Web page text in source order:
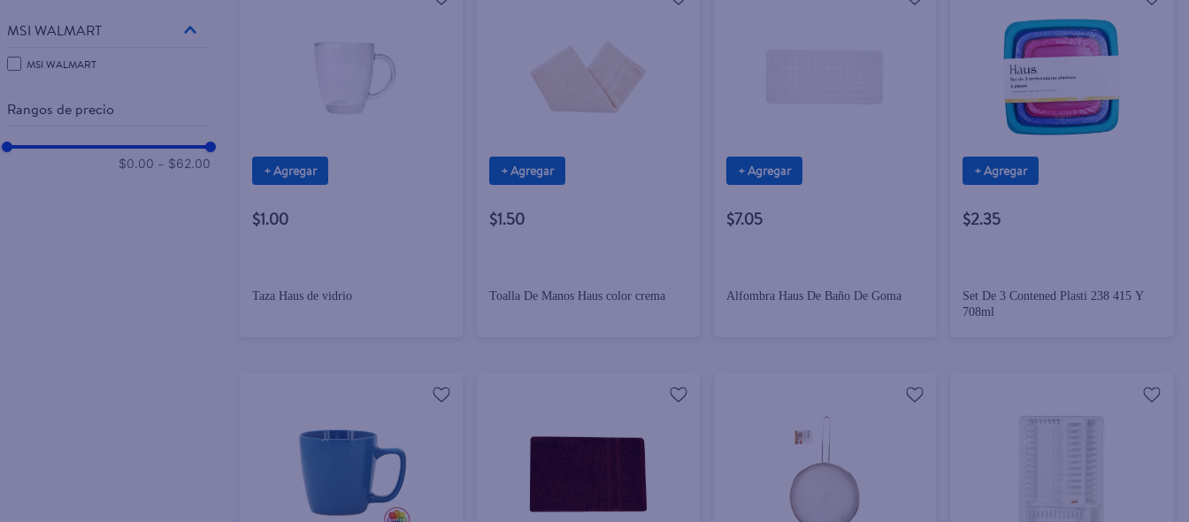
MSI WALMART
MSI WALMART
Rangos de precio
$0.00 – $62.00 + Agregar
$1.00
Taza Haus de vidrio
+ Agregar
$1.50
Toalla De Manos Haus color crema
+ Agregar
$7.05
Alfombra Haus De Baño De Goma
+ Agregar
$2.35
Set De 3 Contened Plasti 238 415 Y
708ml